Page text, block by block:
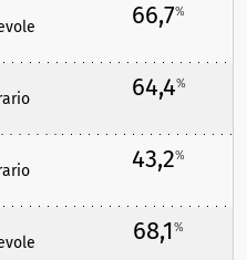
66,7%
64,4%
43,2%
68,1%